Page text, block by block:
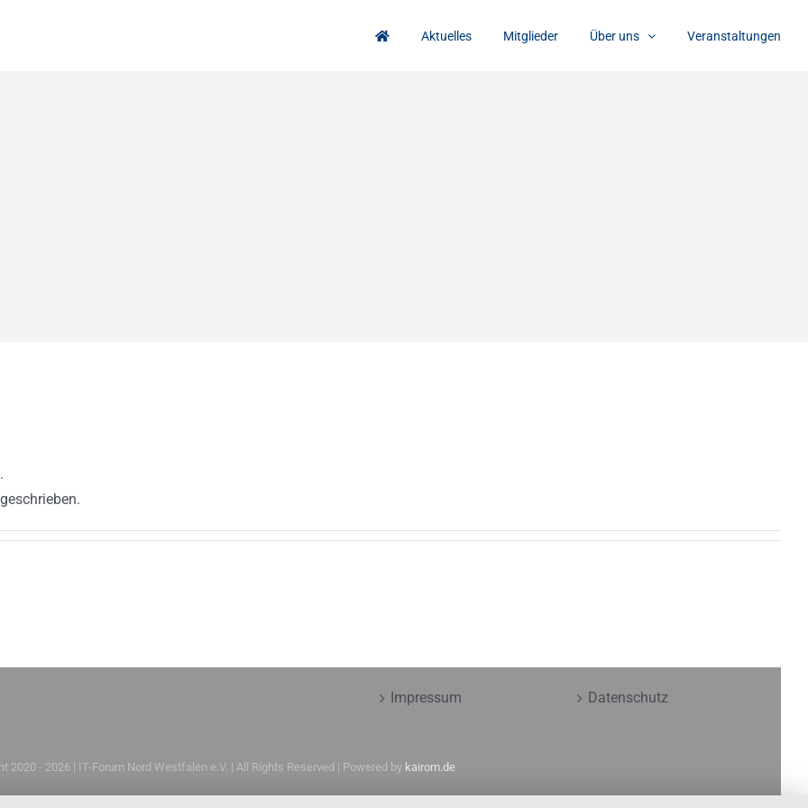
Aktuelles Mitglieder Über uns Veranstaltungen
Impressum Datenschutz
2020 - 2026 | IT-Forum Nord Westfalen e.V. | All Rights Reserved | Powered by kairom.de